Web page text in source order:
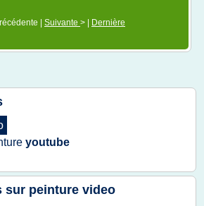
| Suivante > |
Dernière
youtube
sur peinture video